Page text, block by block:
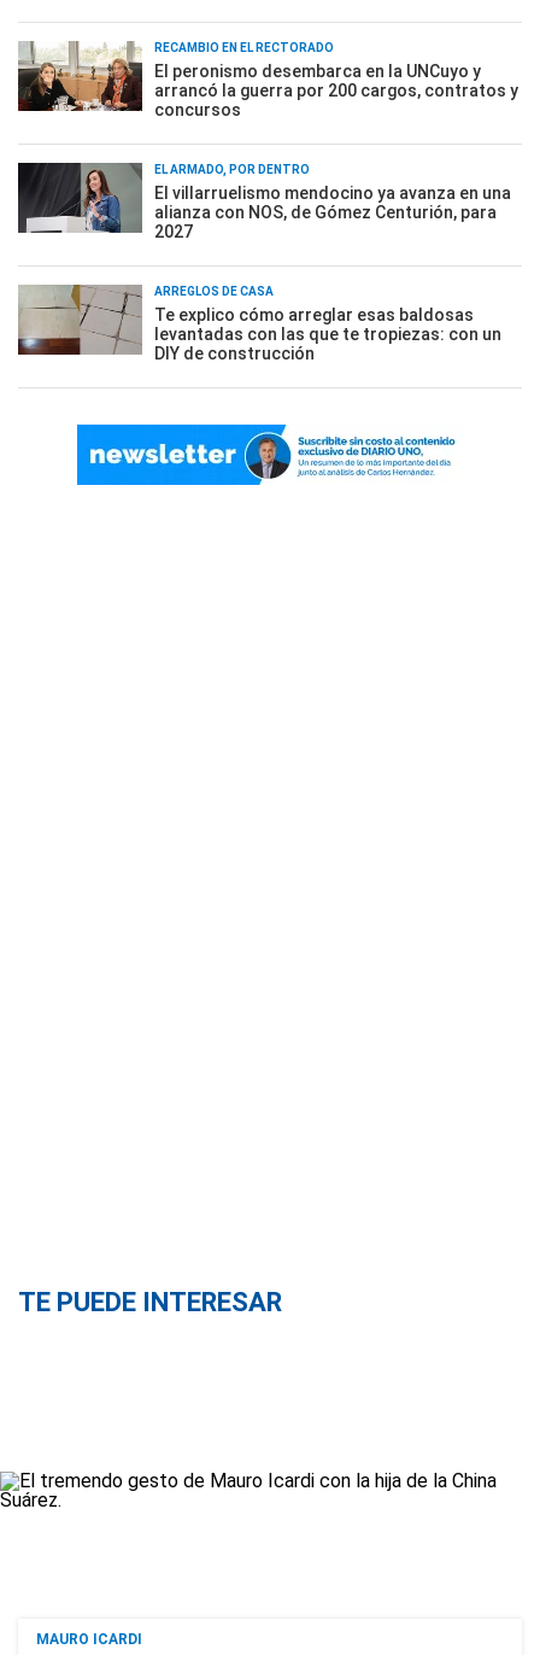
RECAMBIO EN EL RECTORADO
El peronismo desembarca en la UNCuyo y
arrancó la guerra por 200 cargos, contratos y
concursos
EL ARMADO, POR DENTRO
El villarruelismo mendocino ya avanza en una
alianza con NOS, de Gómez Centurión, para
2027
ARREGLOS DE CASA
Te explico cómo arreglar esas baldosas
levantadas con las que te tropiezas: con un
DIY de construcción
TE PUEDE INTERESAR
MAURO ICARDI